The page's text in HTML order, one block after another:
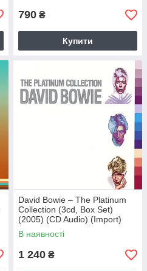
790 ₴
Купити
David Bowie – The Platinum
Collection (3cd, Box Set)
(2005) (CD Audio) (Import)
В наявності
1 240 ₴